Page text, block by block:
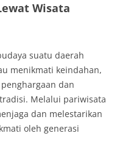
Wisata
suatu daerah
menikmati keindahan,
dan
Melalui pariwisata
dan melestarikan
oleh generasi